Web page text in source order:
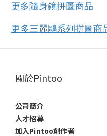
更多隨身鏡拼圖商品
更多三麗鷗系列拼圖商
關於Pintoo
公司簡介
人才招募
加入Pintoo創作者